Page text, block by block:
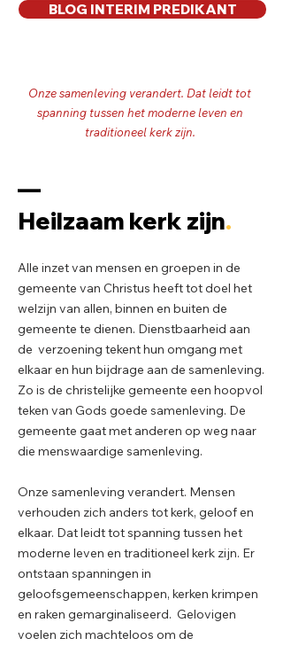
BLOG INTERIM PREDIKANT
Onze samenleving verandert. Dat leidt tot
spanning tussen het moderne leven en
traditioneel kerk zijn.
––
Heilzaam kerk zijn.
Alle inzet van mensen en groepen in de
gemeente van Christus heeft tot doel het
welzijn van allen, binnen en buiten de
gemeente te dienen. Dienstbaarheid aan
de verzoening tekent hun omgang met
elkaar en hun bijdrage aan de samenleving.
Zo is de christelijke gemeente een hoopvol
teken van Gods goede samenleving. De
gemeente gaat met anderen op weg naar
die menswaardige samenleving.
Onze samenleving verandert. Mensen
verhouden zich anders tot kerk, geloof en
elkaar. Dat leidt tot spanning tussen het
moderne leven en traditioneel kerk zijn. Er
ontstaan spanningen in
geloofsgemeenschappen, kerken krimpen
en raken gemarginaliseerd. Gelovigen
voelen zich machteloos om de